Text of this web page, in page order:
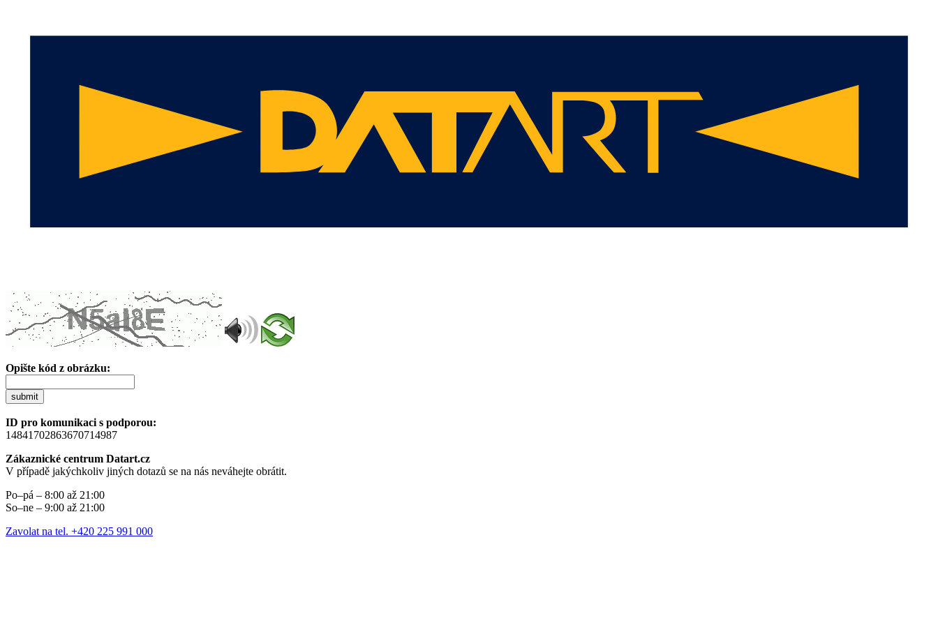
Opište kód z obrázku:
submit
ID pro komunikaci s podporou:
14841702863670714987
Zákaznické centrum Datart.cz
V případě jakýchkoliv jiných dotazů se na nás neváhejte obrátit.
Po–pá – 8:00 až 21:00
So–ne – 9:00 až 21:00
Zavolat na tel. +420 225 991 000